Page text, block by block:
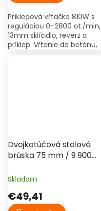
Príklepová vŕtačka 810W s
reguláciou 0–2800 ot./min,
13mm sklíčidlo, reverz a
príklep. Vŕtanie do betónu,
Dvojkotúčová stolová
brúska 75 mm / 9 900
PBG400
Skladom
€49,41